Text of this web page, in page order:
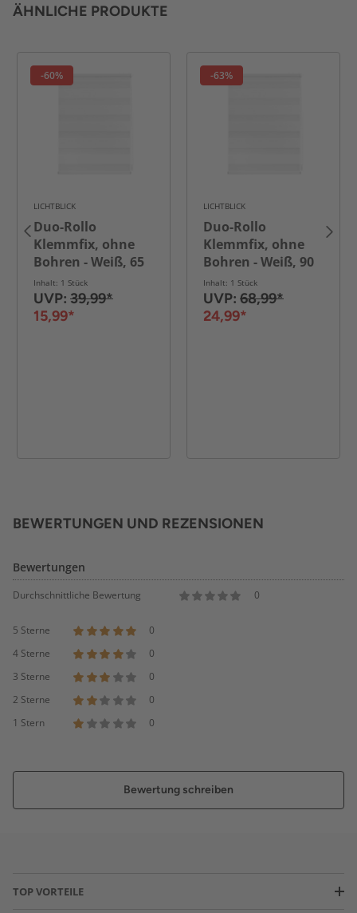
ÄHNLICHE PRODUKTE
-60%
LICHTBLICK
Duo-Rollo
Klemmfix, ohne
Bohren - Weiß, 65
cm x 150 cm (B x L)
Inhalt: 1 Stück
UVP: 39,99*
15,99*
-63%
LICHTBLICK
Duo-Rollo
Klemmfix, ohne
Bohren - Weiß, 90
cm x 220 cm (B x L)
Inhalt: 1 Stück
UVP: 68,99*
24,99*
BEWERTUNGEN UND REZENSIONEN
Bewertungen
Durchschnittliche Bewertung 0
5 Sterne
0
4 Sterne
0
3 Sterne
0
2 Sterne
0
1 Stern
0
Bewertung schreiben
TOP VORTEILE